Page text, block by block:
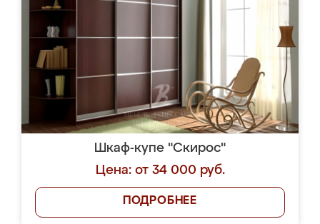
Шкаф-купе "Скирос"
Цена: от 34 000 руб.
ПОДРОБНЕЕ